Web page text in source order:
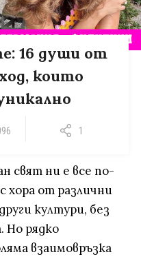
16 души от
които
1
свят ни е все по-
хора от различни
култури, без
Но рядко
взаимовръзка